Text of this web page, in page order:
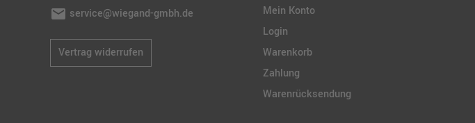
mail service@wiegand-gmbh.de
Vertrag widerrufen
Mein Konto
Login
Warenkorb
Zahlung
Warenrücksendung